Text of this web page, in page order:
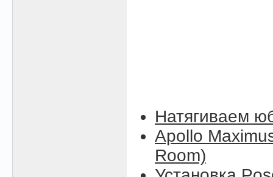
Натягиваем
Apollo
Room)